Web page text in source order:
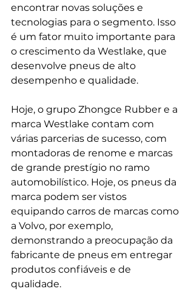
encontrar novas soluções e
tecnologias para o segmento. Isso
é um fator muito importante para
o crescimento da Westlake, que
desenvolve pneus de alto
desempenho e qualidade.
Hoje, o grupo Zhongce Rubber e a
marca Westlake contam com
várias parcerias de sucesso, com
montadoras de renome e marcas
de grande prestígio no ramo
automobilístico. Hoje, os pneus da
marca podem ser vistos
equipando carros de marcas como
a Volvo, por exemplo,
demonstrando a preocupação da
fabricante de pneus em entregar
produtos confiáveis e de
qualidade.